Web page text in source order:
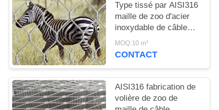
Type tissé par AISI316
maille de zoo d'acier
inoxydable de câble
métallique/clôture
animale de clôture
MOQ:10 m²
CONTACT
AISI316 fabrication de
volière de zoo de